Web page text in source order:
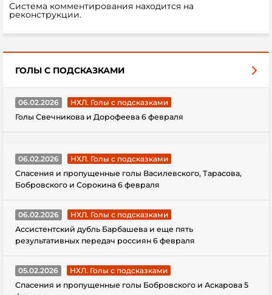
Система комментирования находится на
реконструкции.
ГОЛЫ С ПОДСКАЗКАМИ
06.02.2026
НХЛ. Голы с подсказками
Голы Свечникова и Дорофеева 6 февраля
06.02.2026
НХЛ. Голы с подсказками
Спасения и пропущенные голы Василевского, Тарасова,
Бобровского и Сорокина 6 февраля
06.02.2026
НХЛ. Голы с подсказками
Ассистентский дубль Барбашева и еще пять
результативных передач россиян 6 февраля
05.02.2026
НХЛ. Голы с подсказками
Спасения и пропущенные голы Бобровского и Аскарова 5